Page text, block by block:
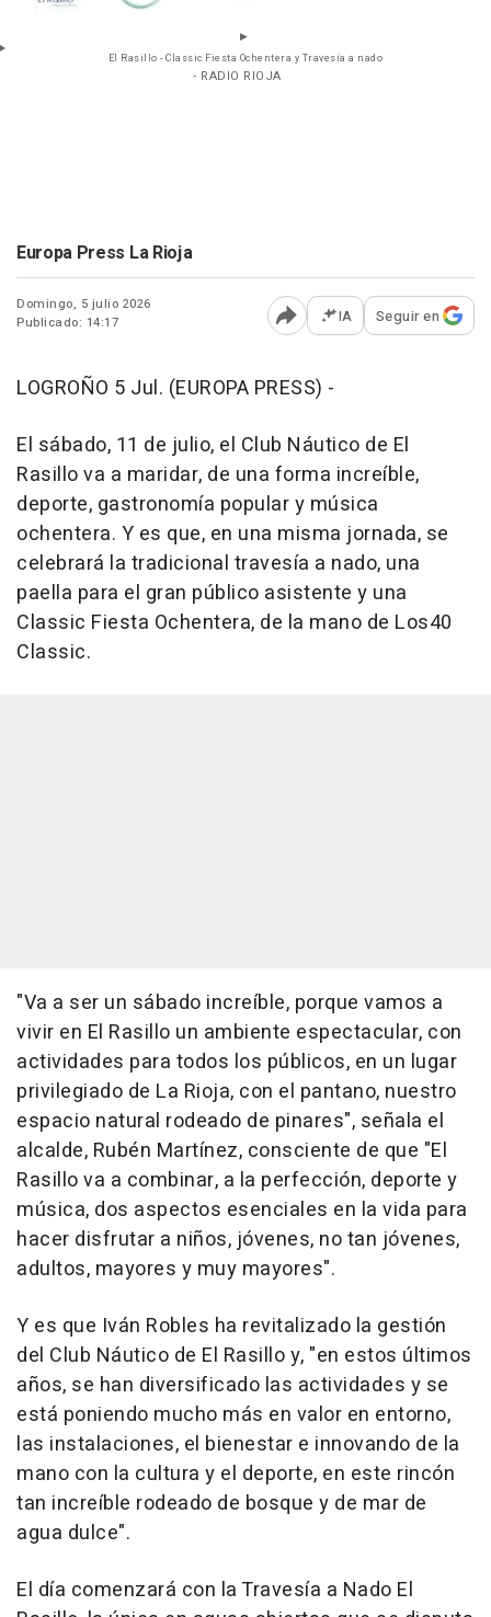
El Rasillo - Classic Fiesta Ochentera y Travesía a nado
- RADIO RIOJA
Europa Press La Rioja
Domingo, 5 julio 2026
Publicado: 14:17
Abrir opciones para
IA Seguir en
LOGROÑO 5 Jul. (EUROPA PRESS) -
El sábado, 11 de julio, el Club Náutico de El
Rasillo va a maridar, de una forma increíble,
deporte, gastronomía popular y música
ochentera. Y es que, en una misma jornada, se
celebrará la tradicional travesía a nado, una
paella para el gran público asistente y una
Classic Fiesta Ochentera, de la mano de Los40
Classic.
"Va a ser un sábado increíble, porque vamos a
vivir en El Rasillo un ambiente espectacular, con
actividades para todos los públicos, en un lugar
privilegiado de La Rioja, con el pantano, nuestro
espacio natural rodeado de pinares", señala el
alcalde, Rubén Martínez, consciente de que "El
Rasillo va a combinar, a la perfección, deporte y
música, dos aspectos esenciales en la vida para
hacer disfrutar a niños, jóvenes, no tan jóvenes,
adultos, mayores y muy mayores".
Y es que Iván Robles ha revitalizado la gestión
del Club Náutico de El Rasillo y, "en estos últimos
años, se han diversificado las actividades y se
está poniendo mucho más en valor en entorno,
las instalaciones, el bienestar e innovando de la
mano con la cultura y el deporte, en este rincón
tan increíble rodeado de bosque y de mar de
agua dulce".
El día comenzará con la Travesía a Nado El